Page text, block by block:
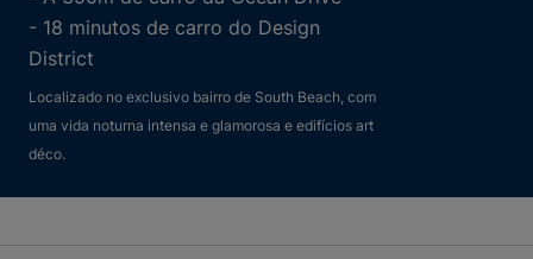
- 18 minutos de carro do Design
District
Localizado no exclusivo bairro de South Beach, com
uma vida noturna intensa e glamorosa e edifícios art
déco.